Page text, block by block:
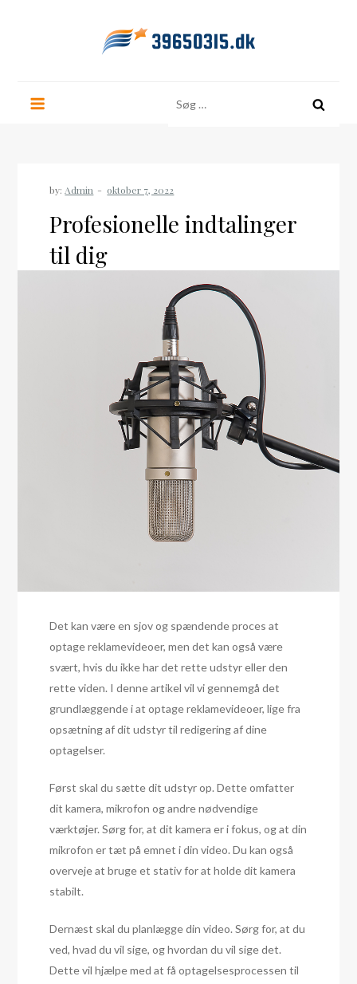
efter:
by: Admin
Profesionelle indtalinger
til dig
Det kan være en sjov og spændende proces at
optage reklamevideoer, men det kan også være
svært, hvis du ikke har det rette udstyr eller den
rette viden. I denne artikel vil vi gennemgå det
grundlæggende i at optage reklamevideoer, lige fra
opsætning af dit udstyr til redigering af dine
optagelser.
Først skal du sætte dit udstyr op. Dette omfatter
dit kamera, mikrofon og andre nødvendige
værktøjer. Sørg for, at dit kamera er i fokus, og at din
mikrofon er tæt på emnet i din video. Du kan også
overveje at bruge et stativ for at holde dit kamera
stabilt.
Dernæst skal du planlægge din video. Sørg for, at du
ved, hvad du vil sige, og hvordan du vil sige det.
Dette vil hjælpe med at få optagelsesprocessen til